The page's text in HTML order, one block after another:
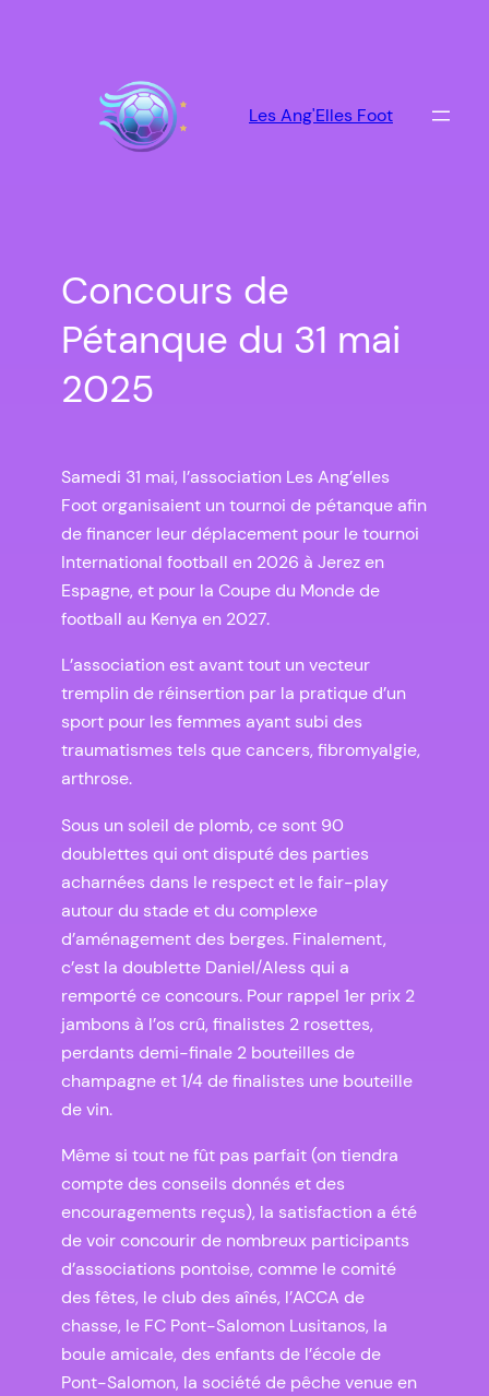
Les Ang'Elles Foot
Concours de
Pétanque du 31 mai
2025
Samedi 31 mai, l’association Les Ang’elles
Foot organisaient un tournoi de pétanque afin
de financer leur déplacement pour le tournoi
International football en 2026 à Jerez en
Espagne, et pour la Coupe du Monde de
football au Kenya en 2027.
L’association est avant tout un vecteur
tremplin de réinsertion par la pratique d’un
sport pour les femmes ayant subi des
traumatismes tels que cancers, fibromyalgie,
arthrose.
Sous un soleil de plomb, ce sont 90
doublettes qui ont disputé des parties
acharnées dans le respect et le fair-play
autour du stade et du complexe
d’aménagement des berges. Finalement,
c’est la doublette Daniel/Aless qui a
remporté ce concours. Pour rappel 1er prix 2
jambons à l’os crû, finalistes 2 rosettes,
perdants demi-finale 2 bouteilles de
champagne et 1/4 de finalistes une bouteille
de vin.
Même si tout ne fût pas parfait (on tiendra
compte des conseils donnés et des
encouragements reçus), la satisfaction a été
de voir concourir de nombreux participants
d’associations pontoise, comme le comité
des fêtes, le club des aînés, l’ACCA de
chasse, le FC Pont-Salomon Lusitanos, la
boule amicale, des enfants de l’école de
Pont-Salomon, la société de pêche venue en